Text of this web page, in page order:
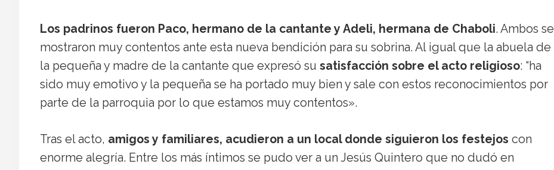
Los padrinos fueron Paco, hermano de la cantante y Adeli, hermana de Chaboli. Ambos se
mostraron muy contentos ante esta nueva bendición para su sobrina. Al igual que la abuela de
la pequeña y madre de la cantante que expresó su satisfacción sobre el acto religioso: “ha
sido muy emotivo y la pequeña se ha portado muy bien y sale con estos reconocimientos por
parte de la parroquia por lo que estamos muy contentos».
Tras el acto, amigos y familiares, acudieron a un local donde siguieron los festejos con
enorme alegría. Entre los más íntimos se pudo ver a un Jesús Quintero que no dudó en